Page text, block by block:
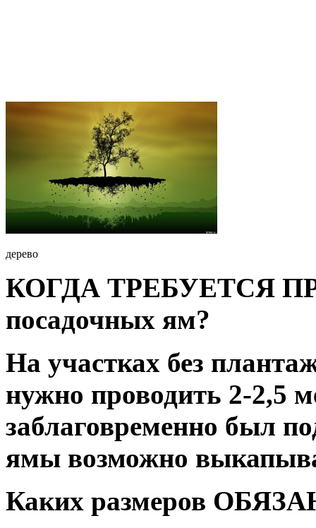
дерево
КОГДА ТРЕБУЕТСЯ
посадочных ям?
На участках без
нужно проводить 2-2,5
заблаговременно был
ямы возможно
Каких размеров